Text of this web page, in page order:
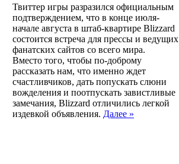
Твиттер игры разразился официальным
подтверждением, что в конце июля-
начале августа в штаб-квартире Blizzard
состоится встреча для прессы и ведущих
фанатских сайтов со всего мира.
Вместо того, чтобы по-доброму
рассказать нам, что именно ждет
счастливчиков, дать попускать слюни
вожделения и поотпускать завистливые
замечания, Blizzard отличились легкой
издевкой объявления. Далее »